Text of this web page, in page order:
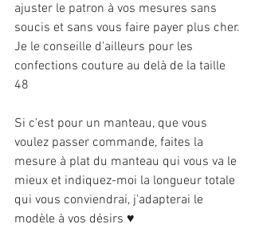
ajuster le patron à vos mesures sans
soucis et sans vous faire payer plus cher.
Je le conseille d'ailleurs pour les
confections couture au delà de la taille
48
Si c'est pour un manteau, que vous
voulez passer commande, faites la
mesure à plat du manteau qui vous va le
mieux et indiquez-moi la longueur totale
qui vous conviendrai, j'adapterai le
modèle à vos désirs ♥